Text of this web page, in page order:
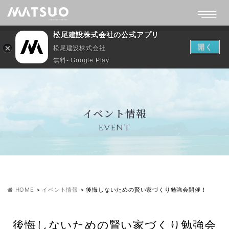
イベント情報
EVENT
HOME > イベント情報 >後悔しないための賢い家づくり勉強会開催！
後悔しないための賢い家づくり勉強会
松尾建設株式会社の公式アプリ
松尾建設株式会社
無料- Google Play
開く